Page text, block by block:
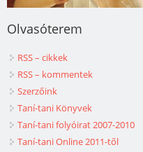
Olvasóterem
RSS – cikkek
RSS – kommentek
Szerzőink
Taní-tani Könyvek
Taní-tani folyóirat 2007-2010
Taní-tani Online 2011-től